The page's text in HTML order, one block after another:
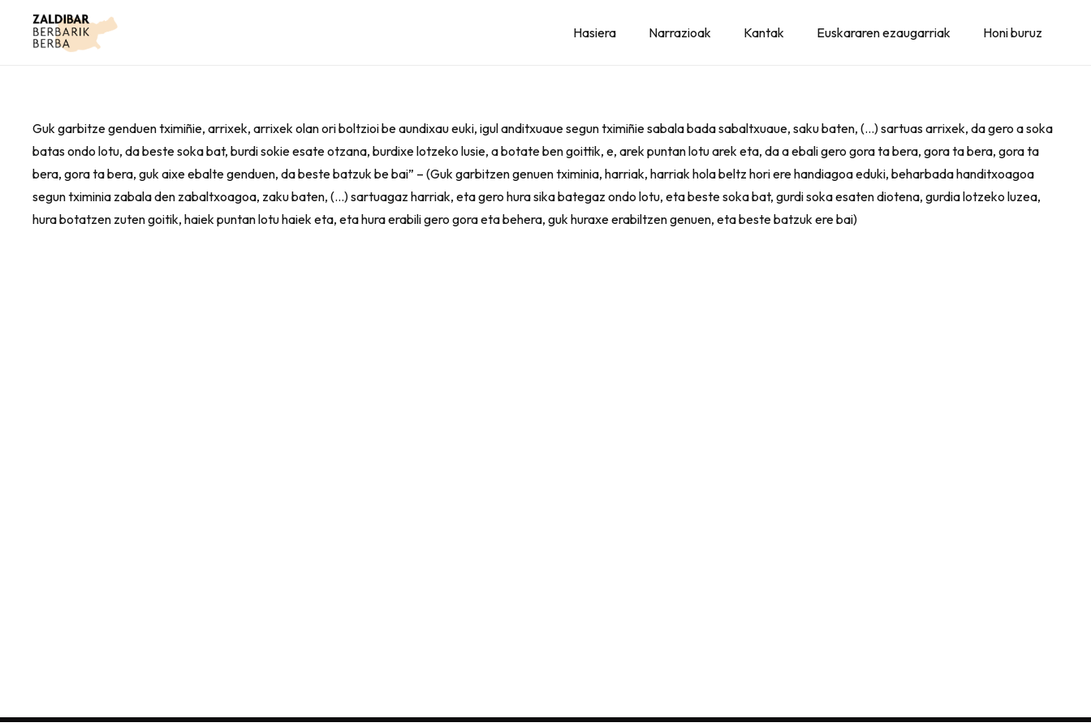
Hasiera Narrazioak Kantak Euskararen ezaugarriak Honi buruz
Guk garbitze genduen tximiñie, arrixek, arrixek olan ori boltzioi be aundixau euki, igul anditxuaue segun tximiñie sabala bada sabaltxuaue, saku baten, (…) sartuas arrixek, da gero a soka
batas ondo lotu, da beste soka bat, burdi sokie esate otzana, burdixe lotzeko lusie, a botate ben goittik, e, arek puntan lotu arek eta, da a ebali gero gora ta bera, gora ta bera, gora ta
bera, gora ta bera, guk aixe ebalte genduen, da beste batzuk be bai” – (Guk garbitzen genuen tximinia, harriak, harriak hola beltz hori ere handiagoa eduki, beharbada handitxoagoa
segun tximinia zabala den zabaltxoagoa, zaku baten, (…) sartuagaz harriak, eta gero hura sika bategaz ondo lotu, eta beste soka bat, gurdi soka esaten diotena, gurdia lotzeko luzea,
hura botatzen zuten goitik, haiek puntan lotu haiek eta, eta hura erabili gero gora eta behera, guk huraxe erabiltzen genuen, eta beste batzuk ere bai)